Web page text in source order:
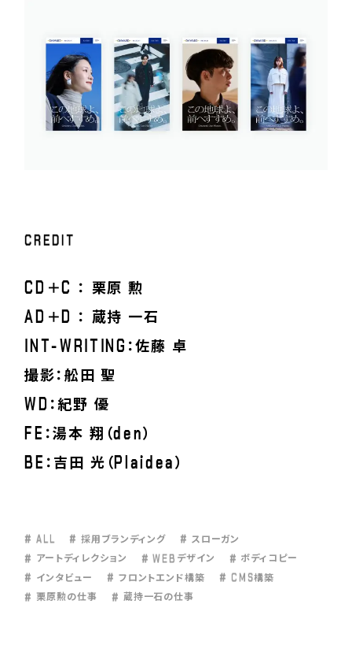
CREDIT
CD ＋C ： 栗原 勲
AD ＋D ： 蔵持 一石
INT-WRITING ：佐藤 卓
撮影：舩田 聖
WD ：紀野 優
FE ：湯本 翔（den）
BE ：吉田 光（Plaidea）
# ALL # 採用ブランディング # スローガン
# アートディレクション # WEB デザイン # ボディコピー
# インタビュー # フロントエンド構築 # C M S構築
# 栗原勲の仕事 # 蔵持一石の仕事